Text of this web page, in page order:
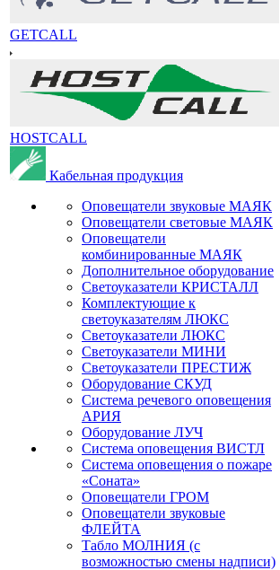
GETCALL
HOSTCALL
Кабельная продукция
Оповещатели звуковые МАЯК
Оповещатели световые МАЯК
Оповещатели
комбинированные МАЯК
Дополнительное оборудование
Светоуказатели КРИСТАЛЛ
Комплектующие к
светоуказателям ЛЮКС
Светоуказатели ЛЮКС
Светоуказатели МИНИ
Светоуказатели ПРЕСТИЖ
Оборудование СКУД
Система речевого оповещения
АРИЯ
Оборудование ЛУЧ
Система оповещения ВИСТЛ
Система оповещения о пожаре
«Соната»
Оповещатели ГРОМ
Оповещатели звуковые
ФЛЕЙТА
Табло МОЛНИЯ (с
возможностью смены надписи)